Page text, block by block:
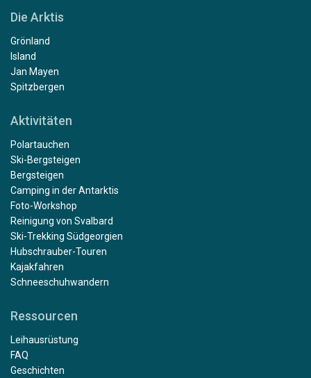
Die Arktis
Grönland
Island
Jan Mayen
Spitzbergen
Aktivitäten
Polartauchen
Ski-Bergsteigen
Bergsteigen
Camping in der Antarktis
Foto-Workshop
Reinigung von Svalbard
Ski-Trekking Südgeorgien
Hubschrauber-Touren
Kajakfahren
Schneeschuhwandern
Ressourcen
Leihausrüstung
FAQ
Geschichten